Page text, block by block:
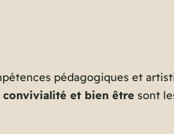
pédagogiques et
convivialité et bien être sont